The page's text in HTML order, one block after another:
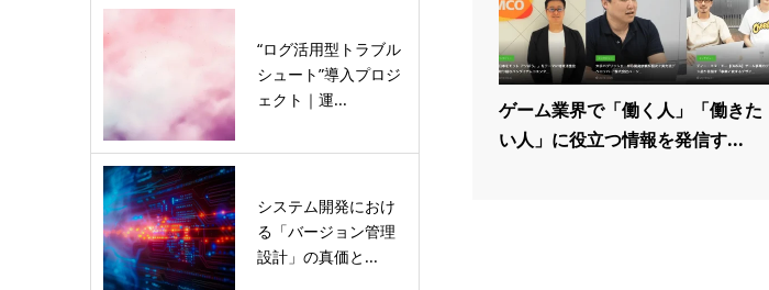
ゲーム業界で「働く人」「働きた
い人」に役立つ情報を発信す...
“ログ活用型トラブル
シュート”導入プロジ
ェクト｜運...
システム開発におけ
る「バージョン管理
設計」の真価と...